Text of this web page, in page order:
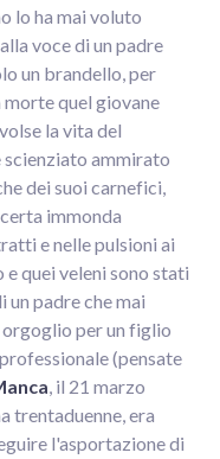
lo ha mai voluto
voce di un padre
un brandello, per
quel giovane
la vita del
ammirato
dei suoi carnefici,
immonda
e nelle pulsioni ai
quei veleni sono stati
padre che mai
per un figlio
(pensate
, il 21 marzo
trentaduenne, era
l'asportazione di